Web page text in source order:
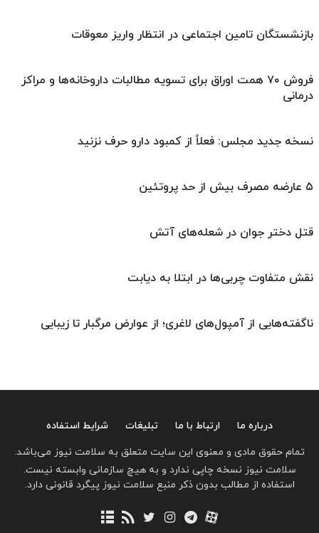
بازنشستگان تامین اجتماعی در انتظار واریز معوقات
فروش ۷۰ همت اوراق برای تسویه مطالبات داروخانه‌ها و مراکز
درمانی
نسخه جدید مجلس: فعلاً از کمبود دارو حرف نزنید
۵ عارضه مصرف بیش از حد پروتئین
قتل دختر جوان در شعله‌های آتش
نقش متفاوت چربی‌ها در ابتلا به دیابت
ناگفته‌هایی از آمپول‌های لاغری؛ از عوارض مرگبار تا زیبایی
درباره ما ارتباط با ما تبلیغات
شرایط استفاده
تمام حقوق مادی و معنوی این سایت متعلق به سلامت نیوز می‌باشد.
سلامت نیوز نسخه چاپی ندارد و به هیچ سازمانی وابسته نیست.
استفاده از مطالب بدون ذکر منبع سلامت نیوز پیگرد قانونی دارد.